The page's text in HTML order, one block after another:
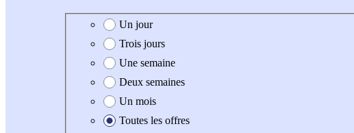
Date de création de l'offre
Un jour
Trois jours
Une semaine
Deux semaines
Un mois
Toutes les offres